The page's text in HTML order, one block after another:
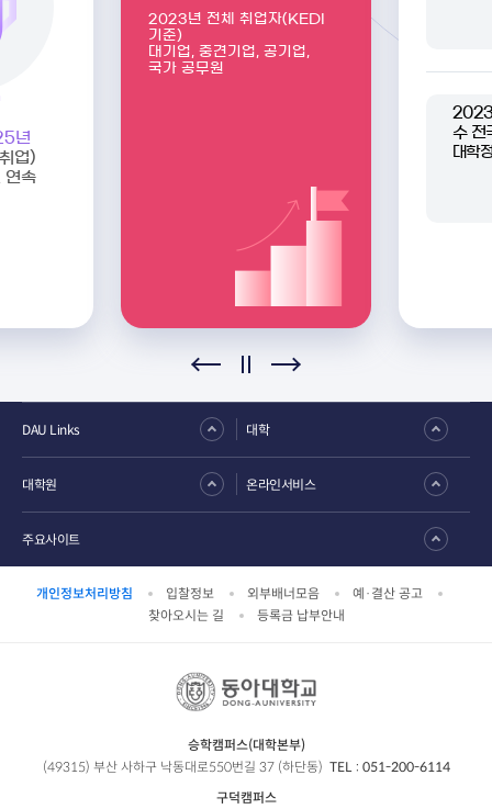
년
업)
연속
2023년 전체 취업자(KEDI
기준)
대기업, 중견기업, 공기업,
국가 공무원
2023
수 전
대학
개인정보처리방침 입찰정보 외부배너모음
예·결산 공고
찾아오시는 길
등록금 납부안내
DAU Links 대학
대학원 온라인서비스
주요사이트
승학캠퍼스(대학본부)
(49315) 부산 사하구 낙동대로550번길 37 (하단동) TEL : 051-200-6114
구덕캠퍼스